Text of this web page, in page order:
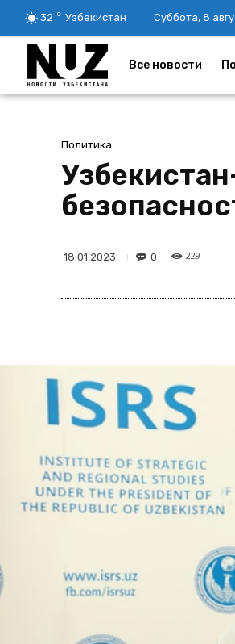
32 C Узбекистан Суббота, 8
Все новости
Политика
18.01.2023 0 229